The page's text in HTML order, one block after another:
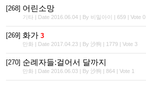
[268] 어린소망
기타 | Date 2016.06.04 | By 비밀아이 | 659 | Vote 0
[269] 화가 3
만화 | Date 2017.04.23 | By 沙狗 | 1779 | Vote 3
[270] 순례자들:걸어서 달까지
만화 | Date 2016.06.03 | By 沙狗 | 864 | Vote 1